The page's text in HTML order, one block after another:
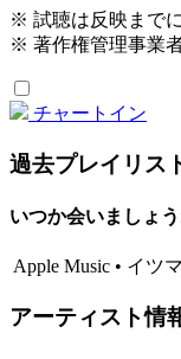
※ 試聴は反映まで
※ 著作権管理事業
チャートイン
過去プレイリス
いつか会いましょ
Apple Music • イツ
アーティスト情